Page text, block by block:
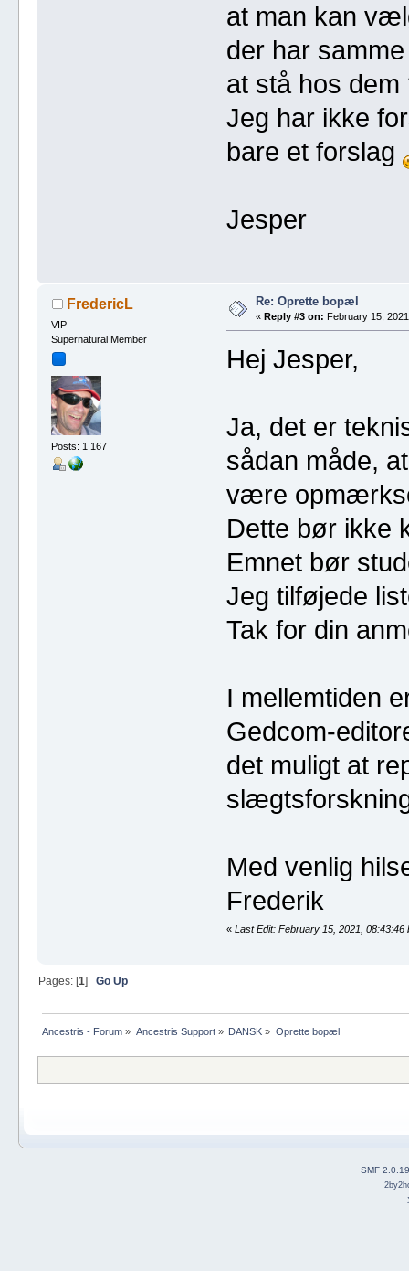
at man kan
der har
at stå hos dem
Jeg har ikke
bare et forslag
Jesper
FredericL
VIP
Supernatural Member
Posts: 1 167
Re: Oprette bopæl
«Reply #3 on: February 15,
Hej Jesper,
Ja, det er
sådan måde,
være
Dette bør ikke
Emnet bør
Jeg tilføjede
Tak for din
I mellemtiden
Gedcom-
det muligt at
Med venlig
Frederik
« Last Edit: February 15, 2021, 08:43:46
Pages: [1] Go Up
Ancestris - Forum » Ancestris Support» DANSK » Oprette bopæl
SMF 2.0.19